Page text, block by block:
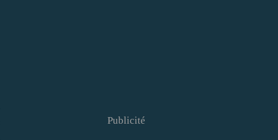
Publicité